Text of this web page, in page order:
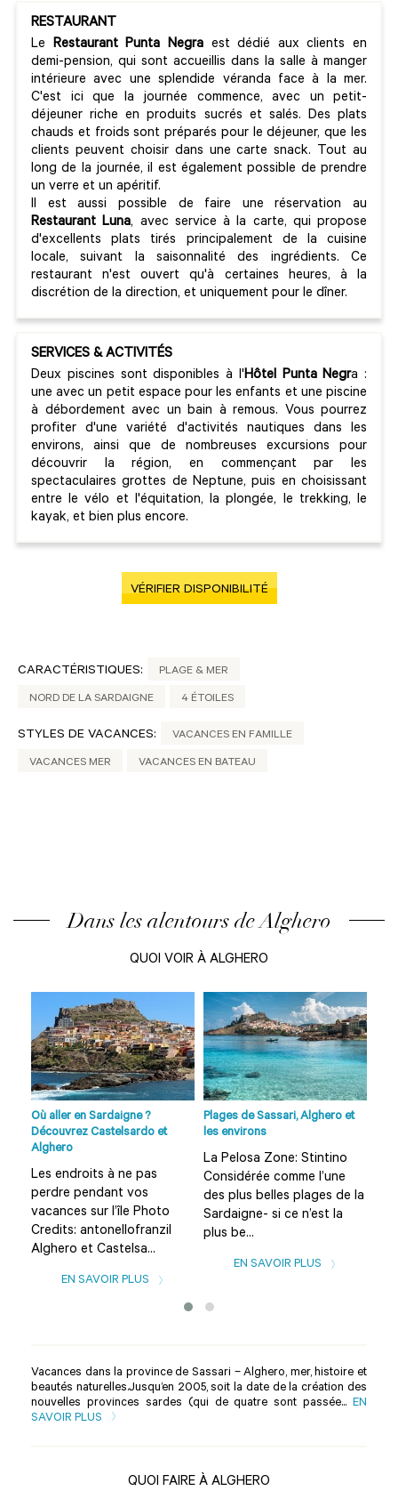
RESTAURANT
Le Restaurant Punta Negraest dédié aux clients en
demi-pension, qui sont accueillis dans la salle à manger
intérieure avec une splendide véranda face à la mer.
C'est ici que la journée commence, avec un petit-
déjeuner riche en produits sucrés et salés. Des plats
chauds et froids sont préparés pour le déjeuner, que les
clients peuvent choisir dans une carte snack. Tout au
long de la journée, il est également possible de prendre
un verre et un apéritif.
Il est aussi possible de faire une réservation au
Restaurant Luna, avec service à la carte, qui propose
d'excellents plats tirés principalement de la cuisine
locale, suivant la saisonnalité des ingrédients. Ce
restaurant n'est ouvert qu'à certaines heures, à la
discrétion de la direction, et uniquement pour le dîner.
SERVICES & ACTIVITÉS
Deux piscines sont disponibles à l'Hôtel Punta Negra :
une avec un petit espace pour les enfants et une piscine
à débordement avec un bain à remous. Vous pourrez
profiter d'une variété d'activités nautiques dans les
environs, ainsi que de nombreuses excursions pour
découvrir la région, en commençant par les
spectaculaires grottes de Neptune, puis en choisissant
entre le vélo et l'équitation, la plongée, le trekking, le
kayak, et bien plus encore.
VÉRIFIER DISPONIBILITÉ
CARACTÉRISTIQUES: PLAGE & MER
NORD DE LA SARDAIGNE 4 ÉTOILES
STYLES DE VACANCES: VACANCES EN FAMILLE
VACANCES MER VACANCES EN BATEAU
Dans les alentours de Alghero
QUOI VOIR À ALGHERO
Où aller en Sardaigne ?
Découvrez Castelsardo et
Alghero
Les endroits à ne pas
perdre pendant vos
vacances sur l’île Photo
Credits: antonellofranzil
Alghero et Castelsa...
EN SAVOIR PLUS
Plages de Sassari, Alghero et
les environs
La Pelosa Zone: Stintino
Considérée comme l’une
des plus belles plages de la
Sardaigne- si ce n’est la
plus be...
EN SAVOIR PLUS
Vacances dans la province de Sassari – Alghero, mer, histoire et
beautés naturelles.Jusqu’en 2005, soit la date de la création des
nouvelles provinces sardes (qui de quatre sont passée... EN
SAVOIR PLUS
QUOI FAIRE À ALGHERO